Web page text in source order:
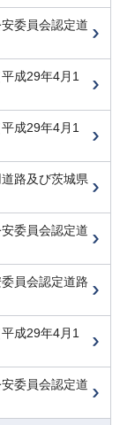
委員会認定道
成29年4月1
成29年4月1
路及び茨城県
委員会認定道
員会認定道路
成29年4月1
委員会認定道